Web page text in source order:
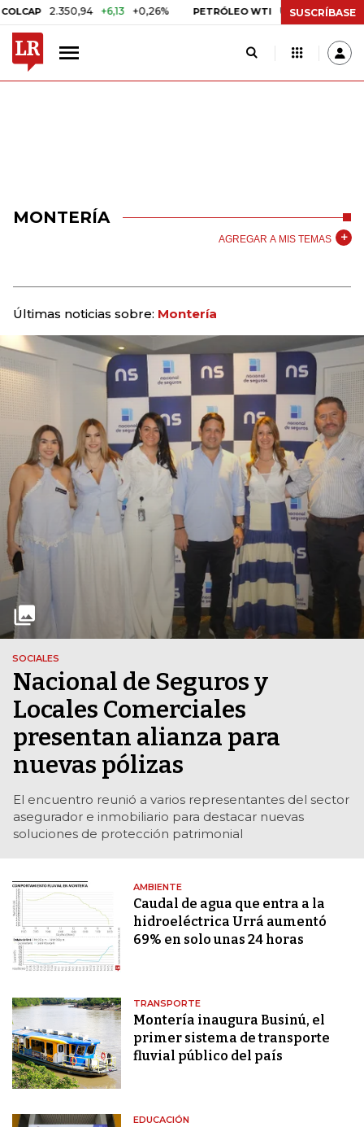
2.350,94 +6,13 +0,26% PETRÓLEO WTI US$ 78,01 US$ 2,92
SUSCRÍBASE
MONTERÍA
AGREGAR A MIS TEMAS
Últimas noticias sobre: Montería
SOCIALES
Nacional de Seguros y
Locales Comerciales
presentan alianza para
nuevas pólizas
El encuentro reunió a varios representantes del sector
asegurador e inmobiliario para destacar nuevas
soluciones de protección patrimonial
AMBIENTE
Caudal de agua que entra a la
hidroeléctrica Urrá aumentó
69% en solo unas 24 horas
TRANSPORTE
Montería inaugura Businú, el
primer sistema de transporte
fluvial público del país
EDUCACIÓN